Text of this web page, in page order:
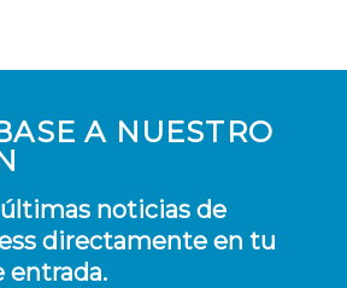
A NUESTRO
últimas noticias de
directamente en tu
entrada.